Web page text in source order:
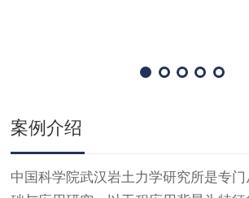
案例介绍
中国科学院武汉岩土力学研究所是专